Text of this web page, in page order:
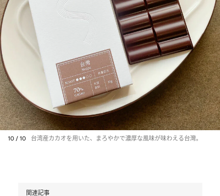
10 / 10 台湾産カカオを用いた、まろやかで濃厚な風味が味わえる台灣。
関連記事